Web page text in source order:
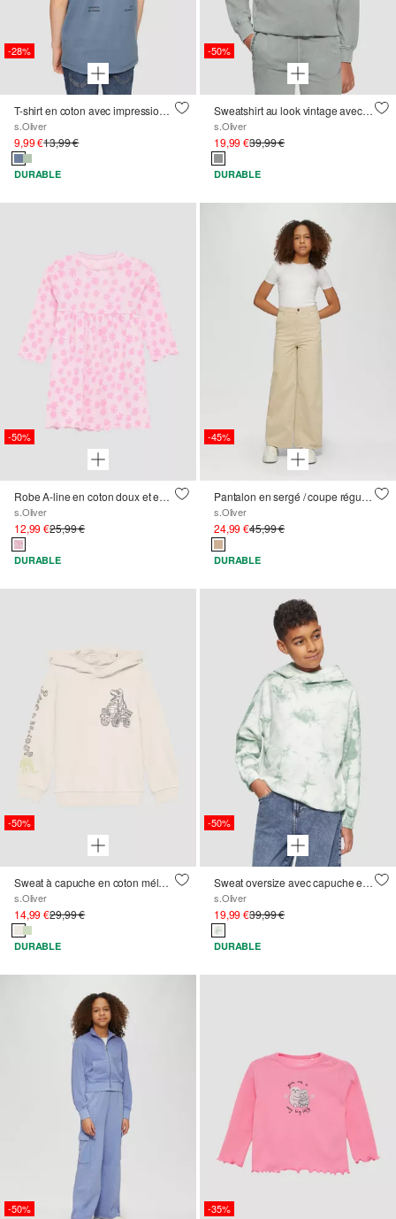
-28%
T-shirt en coton avec impression au dos
s.Oliver
9,99 €13,99 €
DURABLE
-50%
Sweatshirt au look vintage avec impression de photos
s.Oliver
19,99 €39,99 €
DURABLE
-50%
Robe A-line en coton doux et extensible
s.Oliver
12,99 €25,99 €
DURABLE
-45%
Pantalon en sergé / coupe régulière / taille haute / jambe large
s.Oliver
24,99 €45,99 €
DURABLE
-50%
Sweat à capuche en coton mélangé avec impression sur le devant et sur la manche
s.Oliver
14,99 €29,99 €
DURABLE
-50%
Sweat oversize avec capuche en batik
s.Oliver
19,99 €39,99 €
DURABLE
-50% -35%